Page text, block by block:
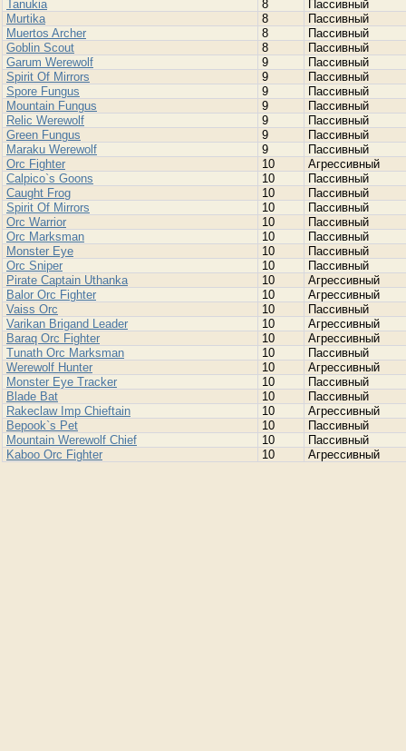
Tanukia
8
Пассивный
Murtika
8
Пассивный
Muertos Archer
8
Пассивный
Goblin Scout
8
Пассивный
Garum Werewolf
9
Пассивный
Spirit Of Mirrors
9
Пассивный
Spore Fungus
9
Пассивный
Mountain Fungus
9
Пассивный
Relic Werewolf
9
Пассивный
Green Fungus
9
Пассивный
Maraku Werewolf
9
Пассивный
Orc Fighter
10
Агрессивный
Calpico`s Goons
10
Пассивный
Caught Frog
10
Пассивный
Spirit Of Mirrors
10
Пассивный
Orc Warrior
10
Пассивный
Orc Marksman
10
Пассивный
Monster Eye
10
Пассивный
Orc Sniper
10
Пассивный
Pirate Captain Uthanka
10
Агрессивный
Balor Orc Fighter
10
Агрессивный
Vaiss Orc
10
Пассивный
Varikan Brigand Leader
10
Агрессивный
Baraq Orc Fighter
10
Агрессивный
Tunath Orc Marksman
10
Пассивный
Werewolf Hunter
10
Агрессивный
Monster Eye Tracker
10
Пассивный
Blade Bat
10
Пассивный
Rakeclaw Imp Chieftain
10
Агрессивный
Bepook`s Pet
10
Пассивный
Mountain Werewolf Chief
10
Пассивный
Kaboo Orc Fighter
10 Агрессивный